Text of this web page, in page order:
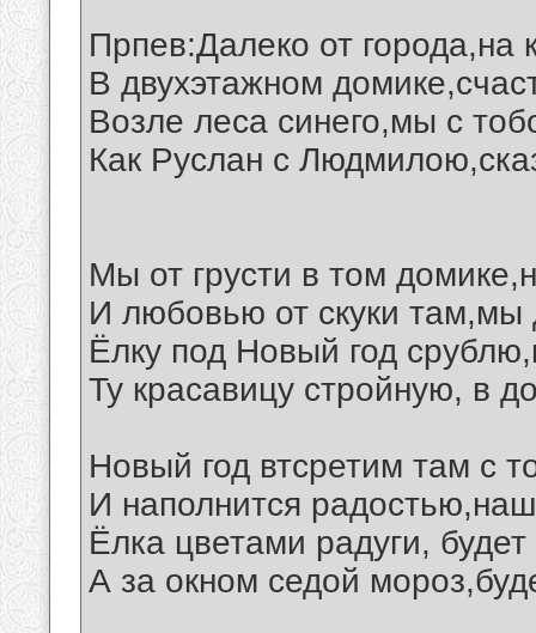
Прпев:Далеко от города,на
В двухэтажном
Возле леса синего,мы с
Как Руслан с
Мы от грусти в том
И любовью от скуки там,мы
Ёлку под Новый год
Ту красавицу стройную, в
Новый год втсретим там с
И наполнится
Ёлка цветами радуги,
А за окном седой